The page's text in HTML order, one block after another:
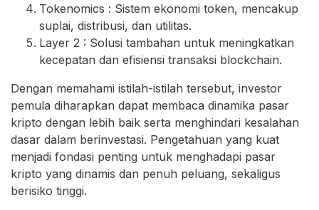
Tokenomics : Sistem ekonomi token, mencakup
suplai, distribusi, dan utilitas.
Layer 2 : Solusi tambahan untuk meningkatkan
kecepatan dan efisiensi transaksi blockchain.
Dengan memahami istilah-istilah tersebut, investor
pemula diharapkan dapat membaca dinamika pasar
kripto dengan lebih baik serta menghindari kesalahan
dasar dalam berinvestasi. Pengetahuan yang kuat
menjadi fondasi penting untuk menghadapi pasar
kripto yang dinamis dan penuh peluang, sekaligus
berisiko tinggi.